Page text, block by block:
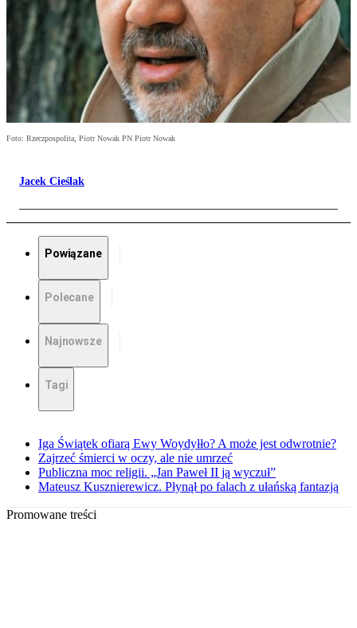
Foto: Rzeczpospolita, Piotr Nowak PN Piotr Nowak
Jacek Cieślak
Powiązane
Polecane
Najnowsze
Tagi
Iga Świątek ofiarą Ewy Woydyłło? A może jest odwrotnie?
Zajrzeć śmierci w oczy, ale nie umrzeć
Publiczna moc religii. „Jan Paweł II ją wyczuł”
Mateusz Kusznierewicz. Płynął po falach z ułańską fantazją
Promowane treści